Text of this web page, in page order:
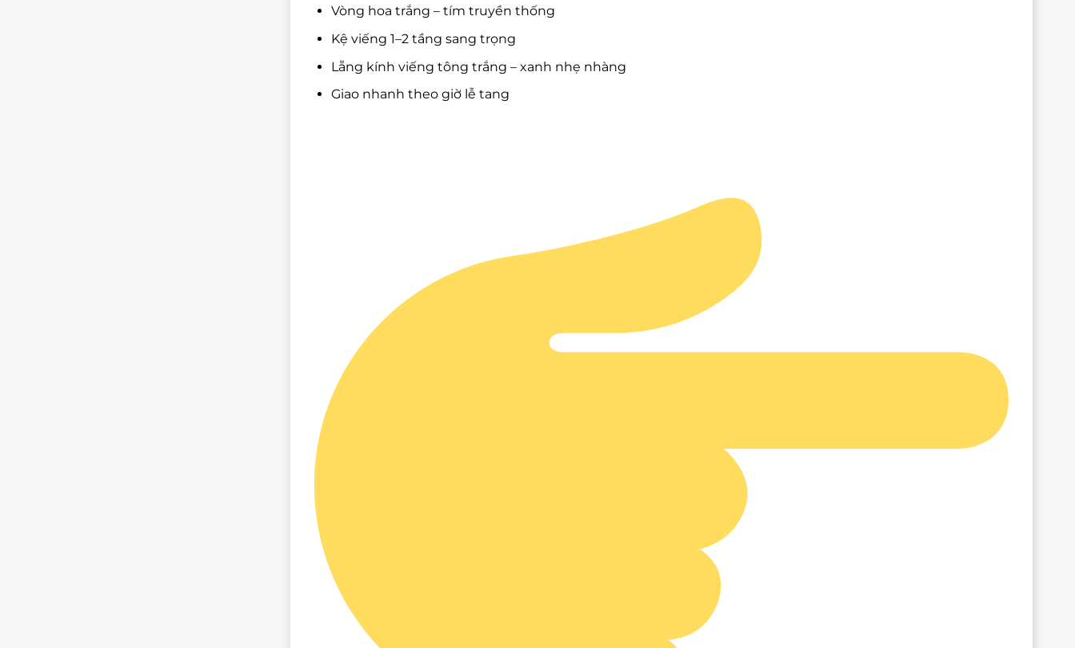
Vòng hoa trắng – tím truyền thống
Kệ viếng 1–2 tầng sang trọng
Lẵng kính viếng tông trắng – xanh nhẹ nhàng
Giao nhanh theo giờ lễ tang